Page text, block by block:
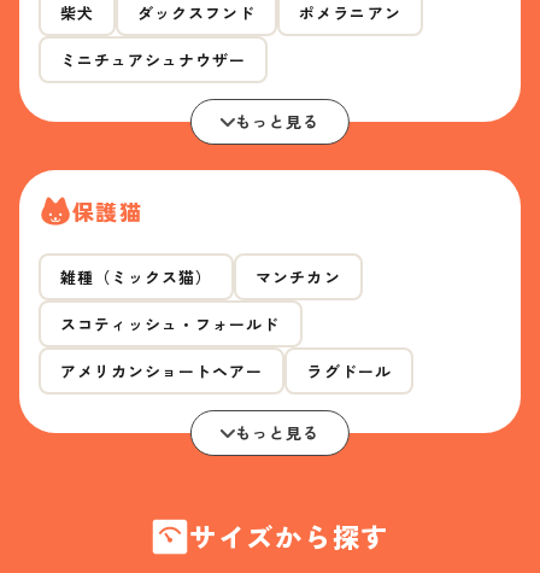
柴犬 ダックスフンド ポメラニアン
ミニチュアシュナウザー
もっと見る
保護猫
雑種（ミックス猫） マンチカン
スコティッシュ・フォールド
アメリカンショートヘアー ラグドール
もっと見る
サイズから探す